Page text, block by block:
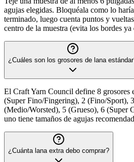
agujas elegidas. Bloquéala como lo
terminado, luego cuenta puntos y
centro de la muestra (evita los bordes
¿Cuáles son los grosores de lana
El Craft Yarn Council define 8 grosores
(Super Fino/Fingering), 2 (Fino/Sport),
(Medio/Worsted), 5 (Grueso), 6 (Super
uno tiene tamaños de agujas
¿Cuánta lana extra debo comprar?